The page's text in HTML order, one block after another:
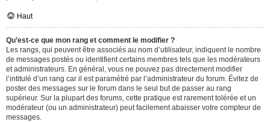
Haut
Qu’est-ce que mon rang et comment le modifier ?
Les rangs, qui peuvent être associés au nom d’utilisateur, indiquent le nombre
de messages postés ou identifient certains membres tels que les modérateurs
et administrateurs. En général, vous ne pouvez pas directement modifier
l’intitulé d’un rang car il est paramétré par l’administrateur du forum. Évitez de
poster des messages sur le forum dans le seul but de passer au rang
supérieur. Sur la plupart des forums, cette pratique est rarement tolérée et un
modérateur (ou un administrateur) peut facilement abaisser votre compteur de
messages.